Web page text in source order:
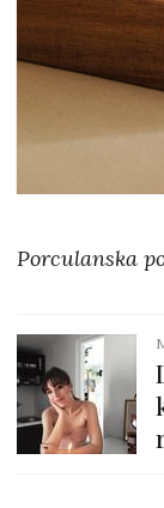
Porculanska